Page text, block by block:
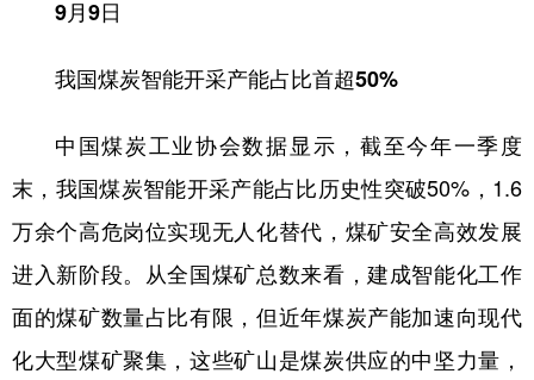
9月9日
我国煤炭智能开采产能占比首超50%
中国煤炭工业协会数据显示，截至今年一季度
末，我国煤炭智能开采产能占比历史性突破50%，1.6
万余个高危岗位实现无人化替代，煤矿安全高效发展
进入新阶段。从全国煤矿总数来看，建成智能化工作
面的煤矿数量占比有限，但近年煤炭产能加速向现代
化大型煤矿聚集，这些矿山是煤炭供应的中坚力量，